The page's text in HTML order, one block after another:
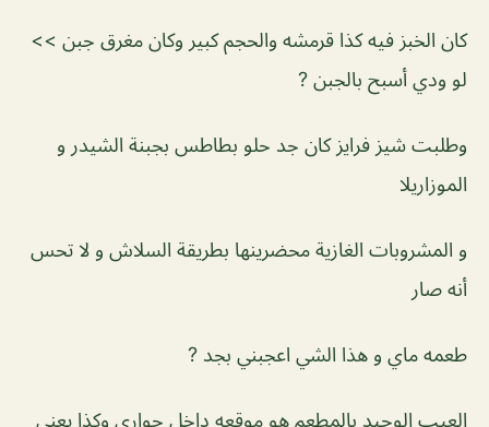
كان الخبز فيه كذا قرمشه والحجم كبير وكان مغرق جبن >>
لو ودي أسبح بالجبن ?
وطلبت شيز فرايز كان جد حلو بطاطس بجبنة الشيدر و
الموزاريلا
و المشروبات الغازية محضرينها بطريقة السلاش و لا تحس
أنه صار
طعمه ماي و هذا الشي اعجبني بجد ?
العيب الوحيد بالمطعم هو موقعه داخل حواري وكذا يعني